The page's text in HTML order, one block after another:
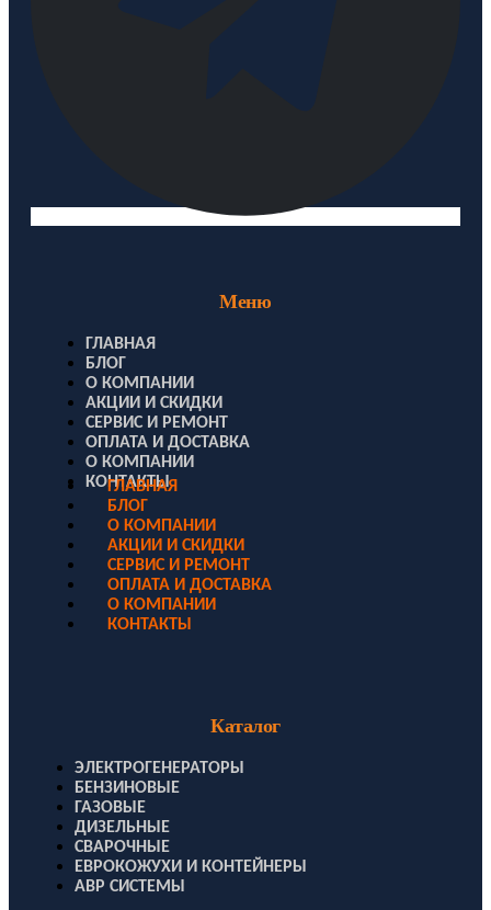
Меню
ГЛАВНАЯ
БЛОГ
О КОМПАНИИ
АКЦИИ И СКИДКИ
СЕРВИС И РЕМОНТ
ОПЛАТА И ДОСТАВКА
О КОМПАНИИ
КОНТАКТЫ
ГЛАВНАЯ
БЛОГ
О КОМПАНИИ
АКЦИИ И СКИДКИ
СЕРВИС И РЕМОНТ
ОПЛАТА И ДОСТАВКА
О КОМПАНИИ
КОНТАКТЫ
Каталог
ЭЛЕКТРОГЕНЕРАТОРЫ
БЕНЗИНОВЫЕ
ГАЗОВЫЕ
ДИЗЕЛЬНЫЕ
СВАРОЧНЫЕ
ЕВРОКОЖУХИ И КОНТЕЙНЕРЫ
АВР СИСТЕМЫ